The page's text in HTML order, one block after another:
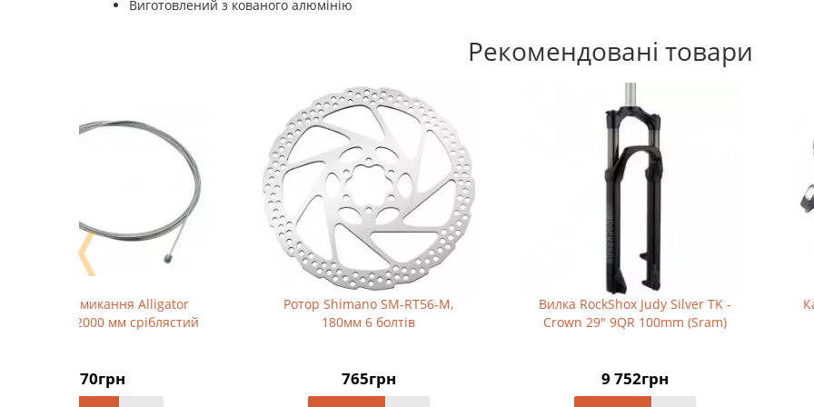
Виготовлений з кованого алюмінію
Рекомендовані товари
Ротор Shimano SM-RT56-М,
180мм 6 болтів
Вилка RockShox Judy Silver TK -
Crown 29" 9QR 100mm (Sram)
Каретка Sun Race BBS15
квадрат шир 73мм
❬